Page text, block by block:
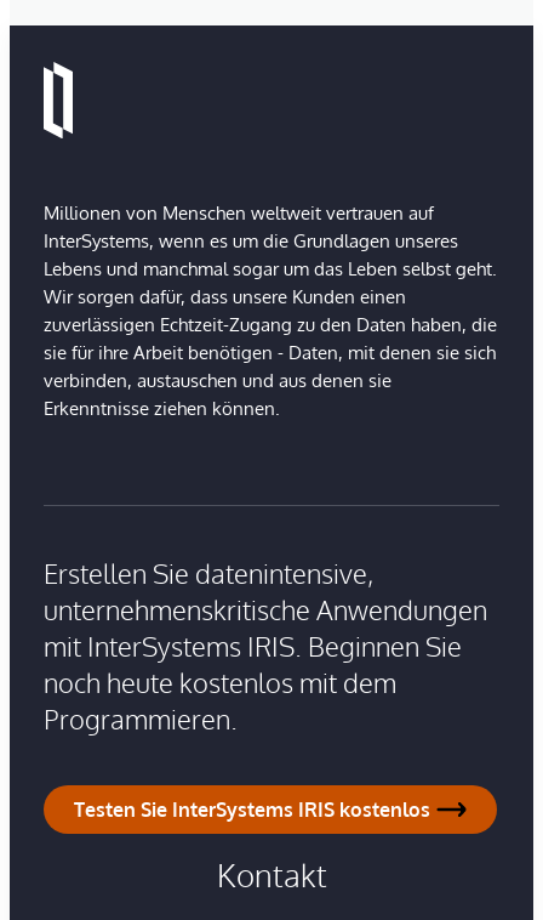
Millionen von Menschen weltweit vertrauen auf
InterSystems, wenn es um die Grundlagen unseres
Lebens und manchmal sogar um das Leben selbst geht.
Wir sorgen dafür, dass unsere Kunden einen
zuverlässigen Echtzeit-Zugang zu den Daten haben, die
sie für ihre Arbeit benötigen - Daten, mit denen sie sich
verbinden, austauschen und aus denen sie
Erkenntnisse ziehen können.
Erstellen Sie datenintensive,
unternehmenskritische Anwendungen
mit InterSystems IRIS. Beginnen Sie
noch heute kostenlos mit dem
Programmieren.
Testen Sie InterSystems IRIS kostenlos
Kontakt